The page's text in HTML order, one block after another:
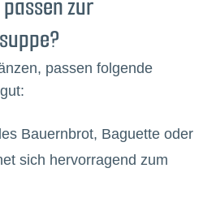
zur
passen folgende
Bauernbrot, Baguette oder
sich hervorragend zum